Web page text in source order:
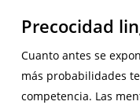
Precocidad
Cuanto antes se
más probabilidades
competencia. Las